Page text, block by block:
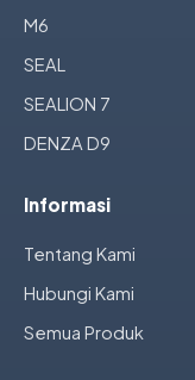
M6
SEAL
SEALION 7
DENZA D9
Informasi
Tentang Kami
Hubungi Kami
Semua Produk